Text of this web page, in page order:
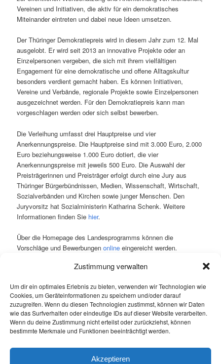
Zustimmung verwalten
Um dir ein optimales Erlebnis zu bieten, verwenden wir Technologien wie
Cookies, um Geräteinformationen zu speichern und/oder darauf
zuzugreifen. Wenn du diesen Technologien zustimmst, können wir Daten
wie das Surfverhalten oder eindeutige IDs auf dieser Website verarbeiten.
Wenn du deine Zustimmung nicht erteilst oder zurückziehst, können
bestimmte Merkmale und Funktionen beeinträchtigt werden.
Akzeptieren
Vereinen und Initiativen, die aktiv für ein demokratisches
Miteinander eintreten und dabei neue Ideen umsetzen.
Der Thüringer Demokratiepreis wird in diesem Jahr zum 12. Mal
ausgelobt. Er wird seit 2013 an innovative Projekte oder an
Einzelpersonen vergeben, die sich mit ihrem vielfältigen
Engagement für eine demokratische und offene Alltagskultur
besonders verdient gemacht haben. Es können Initiativen,
Vereine und Verbände, regionale Projekte sowie Einzelpersonen
ausgezeichnet werden. Für den Demokratiepreis kann man
vorgeschlagen werden oder sich selbst bewerben.
Die Verleihung umfasst drei Hauptpreise und vier
Anerkennungspreise. Die Hauptpreise sind mit 3.000 Euro, 2.000
Euro beziehungsweise 1.000 Euro dotiert, die vier
Anerkennungspreise mit jeweils 500 Euro. Die Auswahl der
Preisträgerinnen und Preisträger erfolgt durch eine Jury aus
Thüringer Bürgerbündnissen, Medien, Wissenschaft, Wirtschaft,
Sozialverbänden und Kirchen sowie junger Menschen. Den
Juryvorsitz hat Sozialministerin Katharina Schenk. Weitere
Informationen finden Sie hier.
Über die Homepage des Landesprogramms können die
Vorschläge und Bewerbungenonline eingereicht werden.
Landesprogramm Denk Bunt kontaktieren unter:
arila.feurich@tmsgaf.thueringen.de
Wir würden uns sehr freuen, wenn zahlreiche Vorschläge aus
dem Ilm-Kreis eingereicht würden.
Dieser Eintrag wurde vonext KuFunterAllgemeinveröffentlicht und
Denk Buntverschlagwortet. Setze ein